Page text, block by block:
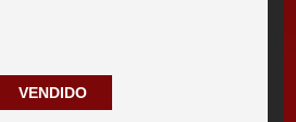
VENDIDO